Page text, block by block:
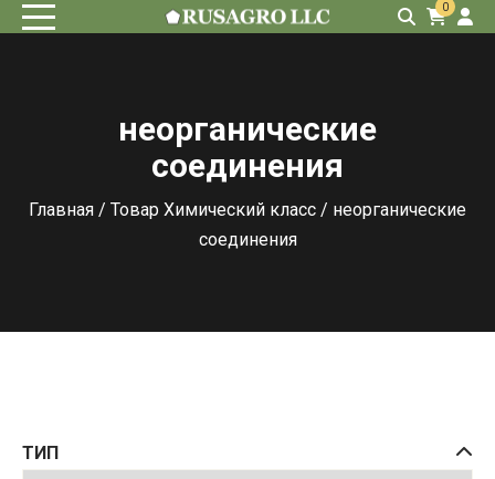
0
неорганические
соединения
Главная / Товар Химический класс / неорганические
соединения
ТИП